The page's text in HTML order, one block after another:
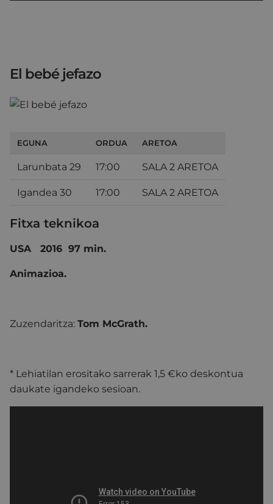
El bebé jefazo
EGUNA ORDUA ARETOA
Larunbata 29 17:00 SALA 2 ARETOA
Igandea 30 17:00 SALA 2 ARETOA
Fitxa teknikoa
USA 2016 97 min.
Animazioa.
Zuzendaritza: Tom McGrath.
* Lehiatilan erositako sarrerak 1,5 €ko deskontua
daukate igandeko sesioan.